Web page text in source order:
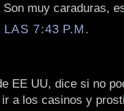
muy caraduras,
7:43 P.M.
EE UU, dice si no
a los casinos y